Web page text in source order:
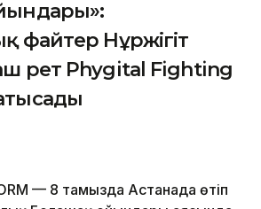
файтер Нұржігіт
рет Phygital Fighting
— 8 тамызда Астанада өтіп